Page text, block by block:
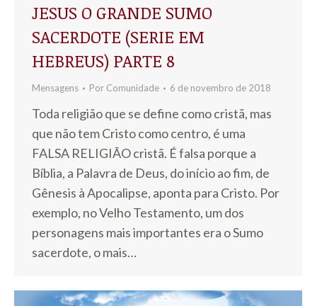
JESUS O GRANDE SUMO
SACERDOTE (SERIE EM
HEBREUS) PARTE 8
Mensagens Por Comunidade 6 de novembro de 2018
Toda religião que se define como cristã, mas
que não tem Cristo como centro, é uma
FALSA RELIGIÃO cristã. É falsa porque a
Bíblia, a Palavra de Deus, do início ao fim, de
Gênesis à Apocalipse, aponta para Cristo. Por
exemplo, no Velho Testamento, um dos
personagens mais importantes era o Sumo
sacerdote, o mais…